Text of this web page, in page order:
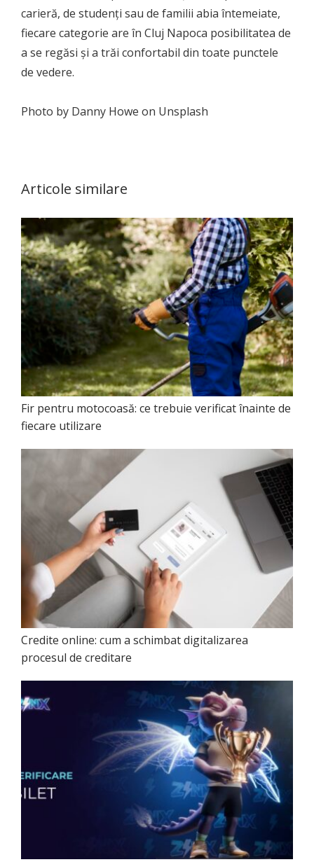
carieră, de studenți sau de familii abia întemeiate,
fiecare categorie are în Cluj Napoca posibilitatea de
a se regăsi și a trăi confortabil din toate punctele
de vedere.
Photo by Danny Howe on Unsplash
Articole similare
Fir pentru motocoasă: ce trebuie verificat înainte de
fiecare utilizare
Credite online: cum a schimbat digitalizarea
procesul de creditare